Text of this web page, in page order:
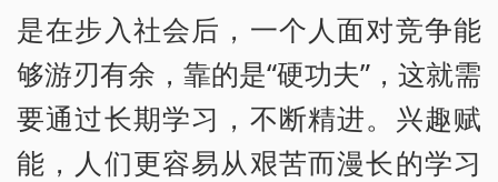
是在步入社会后，一个人面对竞争能
够游刃有余，靠的是“硬功夫”，这就需
要通过长期学习，不断精进。兴趣赋
能，人们更容易从艰苦而漫长的学习